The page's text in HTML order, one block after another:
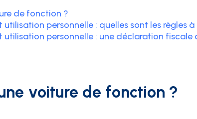
de fonction ?
personnelle : quelles sont les règles
personnelle : une déclaration fiscale
voiture de fonction ?